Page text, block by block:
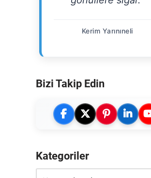
Kerim Yarınıneli
Bizi Takip Edin
Kategoriler